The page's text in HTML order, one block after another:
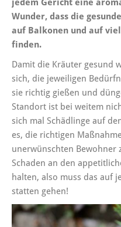
jedem Gericht eine
Wunder, dass die
auf Balkonen und auf
finden.
Damit die Kräuter gesund
sich, die jeweiligen
sie richtig gießen und
Standort ist bei weitem
sich mal Schädlinge auf
es, die richtigen
unerwünschten Bewohner
Schaden an den
halten, also muss das auf
statten gehen!